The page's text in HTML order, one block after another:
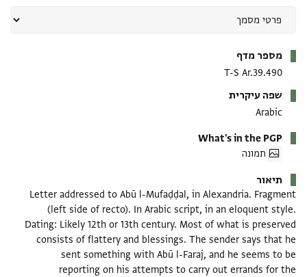
מספר מדף
T-S Ar.39.490
שפה עיקרית
Arabic
What's in the PGP
תמונה
תיאור
Letter addressed to Abū l-Mufaḍḍal, in Alexandria. Fragment
(left side of recto). In Arabic script, in an eloquent style.
Dating: Likely 12th or 13th century. Most of what is preserved
consists of flattery and blessings. The sender says that he
sent something with Abū l-Faraj, and he seems to be
reporting on his attempts to carry out errands for the